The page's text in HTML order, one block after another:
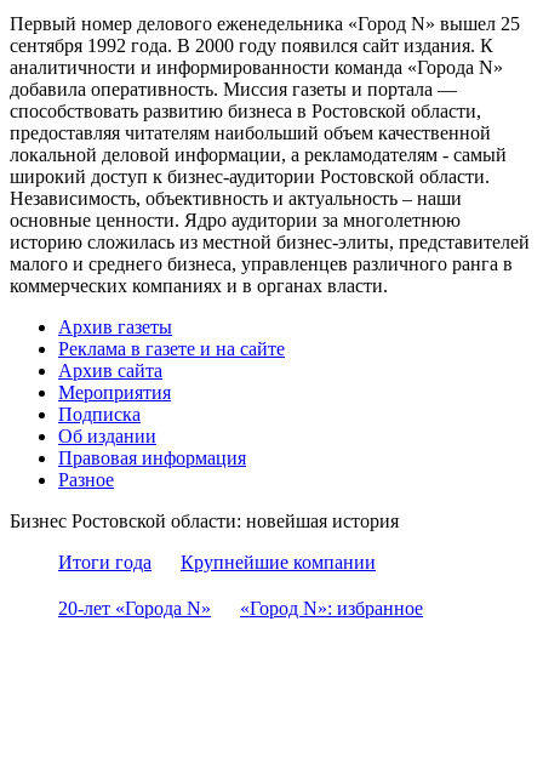
Первый номер делового еженедельника «Город N» вышел 25
сентября 1992 года. В 2000 году появился сайт издания. К
аналитичности и информированности команда «Города N»
добавила оперативность. Миссия газеты и портала —
способствовать развитию бизнеса в Ростовской области,
предоставляя читателям наибольший объем качественной
локальной деловой информации, а рекламодателям - самый
широкий доступ к бизнес-аудитории Ростовской области.
Независимость, объективность и актуальность – наши
основные ценности. Ядро аудитории за многолетнюю
историю сложилась из местной бизнес-элиты, представителей
малого и среднего бизнеса, управленцев различного ранга в
коммерческих компаниях и в органах власти.
Архив газеты
Реклама в газете и на сайте
Архив сайта
Мероприятия
Подписка
Об издании
Правовая информация
Разное
Бизнес Ростовской области: новейшая история
Итоги года
Крупнейшие компании
20-лет «Города N» «Город N»: избранное